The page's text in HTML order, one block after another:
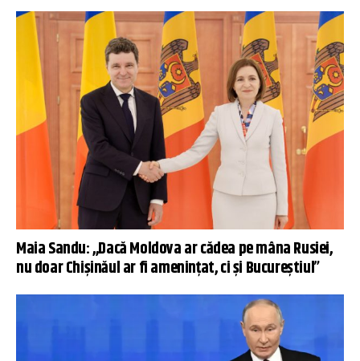
Maia Sandu: ,,Dacă Moldova ar cădea pe mâna Rusiei,
nu doar Chișinăul ar fi amenințat, ci și Bucureștiul”